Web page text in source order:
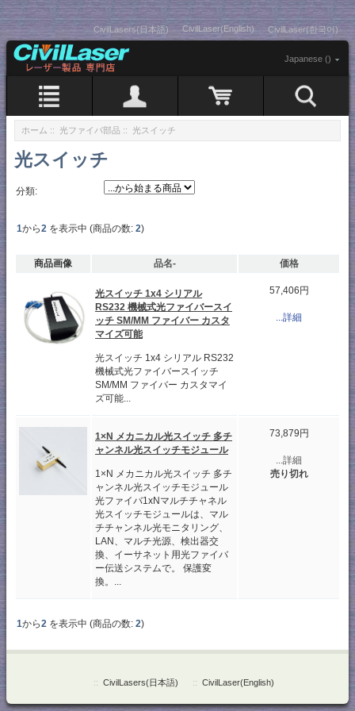
CivilLasers(日本語) CivilLaser(English) CivilLaser(한국어)
Japanese ()
ホーム :: 光ファイバ部品 :: 光スイッチ
光スイッチ
分類:
1から2 を表示中 (商品の数: 2)
商品画像 品名- 価格
光スイッチ 1x4 シリアル
RS232 機械式光ファイバースイ
ッチ SM/MM ファイバー カスタ
マイズ可能
光スイッチ 1x4 シリアル RS232
機械式光ファイバースイッチ
SM/MM ファイバー カスタマイ
ズ可能...
57,406円
...詳細
1×N メカニカル光スイッチ 多チ
ャンネル光スイッチモジュール
1×N メカニカル光スイッチ 多チ
ャンネル光スイッチモジュール
光ファイバ1xNマルチチャネル
光スイッチモジュールは、マル
チチャンネル光モニタリング、
LAN、マルチ光源、検出器交
換、イーサネット用光ファイバ
ー伝送システムで。 保護変
換。...
73,879円
...詳細
売り切れ
1から2 を表示中 (商品の数: 2)
:: CivilLasers(日本語) :: CivilLaser(English)